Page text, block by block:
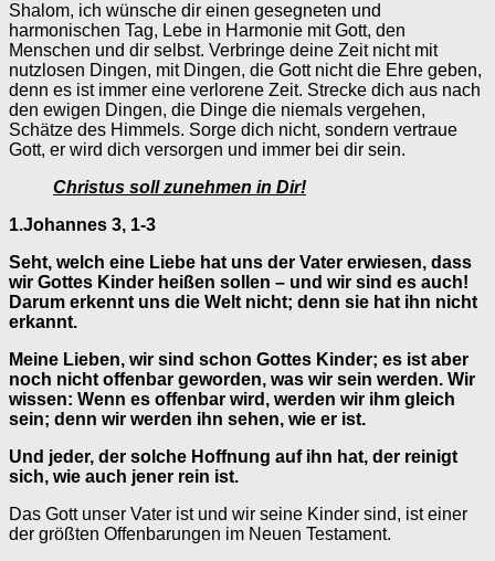
Shalom, ich wünsche dir einen gesegneten und
harmonischen Tag, Lebe in Harmonie mit Gott, den
Menschen und dir selbst. Verbringe deine Zeit nicht mit
nutzlosen Dingen, mit Dingen, die Gott nicht die Ehre geben,
denn es ist immer eine verlorene Zeit. Strecke dich aus nach
den ewigen Dingen, die Dinge die niemals vergehen,
Schätze des Himmels. Sorge dich nicht, sondern vertraue
Gott, er wird dich versorgen und immer bei dir sein.
Christus soll zunehmen in Dir!
1.Johannes 3, 1-3
Seht, welch eine Liebe hat uns der Vater erwiesen, dass
wir Gottes Kinder heißen sollen – und wir sind es auch!
Darum erkennt uns die Welt nicht; denn sie hat ihn nicht
erkannt.
Meine Lieben, wir sind schon Gottes Kinder; es ist aber
noch nicht offenbar geworden, was wir sein werden. Wir
wissen: Wenn es offenbar wird, werden wir ihm gleich
sein; denn wir werden ihn sehen, wie er ist.
Und jeder, der solche Hoffnung auf ihn hat, der reinigt
sich, wie auch jener rein ist.
Das Gott unser Vater ist und wir seine Kinder sind, ist einer
der größten Offenbarungen im Neuen Testament.